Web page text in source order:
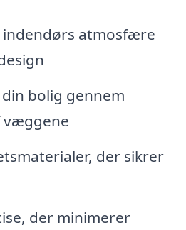
indendørs atmosfære
bolig gennem
væggene
der sikrer
der minimerer